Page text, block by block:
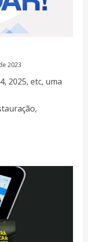
2023
2025, etc, uma